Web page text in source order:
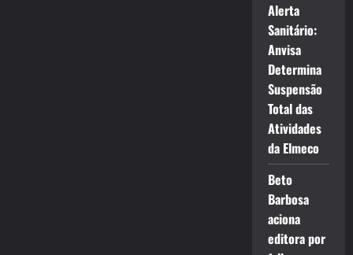
Alerta
Sanitário:
Anvisa
Determina
Suspensão
Total das
Atividades
da Elmeco
Beto
Barbosa
aciona
editora por